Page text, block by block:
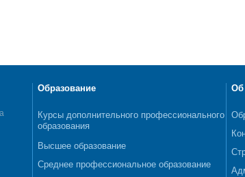
Образование
Курсы дополнительного профессионального
образования
Высшее образование
Среднее профессиональное образование
Об